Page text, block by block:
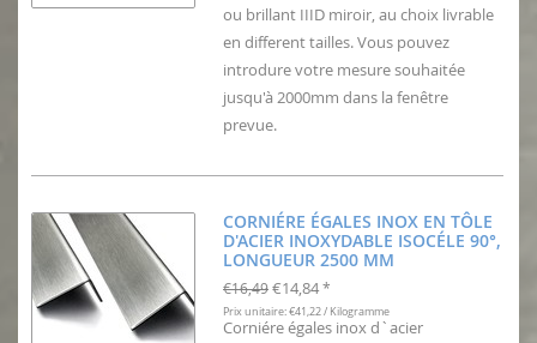
ou brillant IIID miroir, au choix livrable
en different tailles. Vous pouvez
introdure votre mesure souhaitée
jusqu'à 2000mm dans la fenêtre
prevue.
CORNIÉRE ÉGALES INOX EN TÔLE
D'ACIER INOXYDABLE ISOCÉLE 90°,
LONGUEUR 2500 MM
€16,49 €14,84 *
Prix unitaire: €41,22 / Kilogramme
Corniére égales inox d`acier